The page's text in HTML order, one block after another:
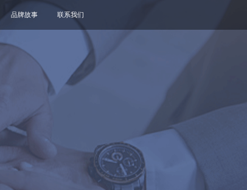
品牌故事
品牌资讯
联系我们